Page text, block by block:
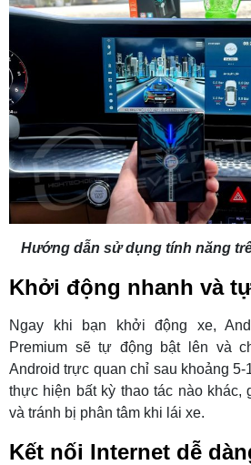
Hướng dẫn sử dụng tính năng
Khởi động nhanh và
Ngay khi bạn khởi động xe,
Premium sẽ tự động bật lên và
Android trực quan chỉ sau khoảng 5-
thực hiện bất kỳ thao tác nào khác,
và tránh bị phân tâm khi lái xe.
Kết nối Internet dễ